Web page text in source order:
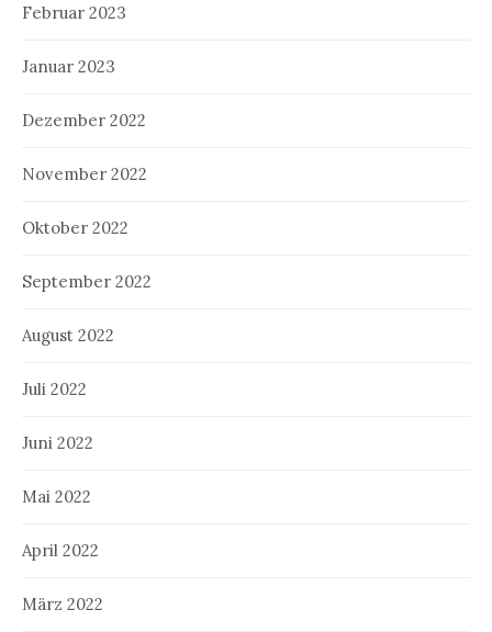
Februar 2023
Januar 2023
Dezember 2022
November 2022
Oktober 2022
September 2022
August 2022
Juli 2022
Juni 2022
Mai 2022
April 2022
März 2022